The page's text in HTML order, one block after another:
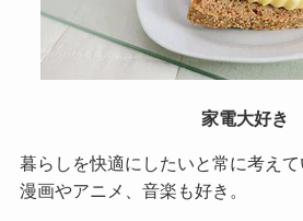
家電大好き
暮らしを快適にしたいと常に考え
漫画やアニメ、音楽も好き。